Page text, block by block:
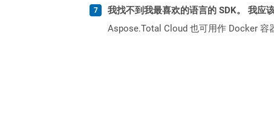
我找不到我最喜欢的语言的 SDK。 我应
Aspose.Total Cloud 也可用作 Docker 容